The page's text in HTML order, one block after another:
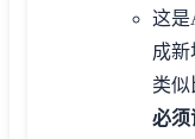
这是
成
类似
必须